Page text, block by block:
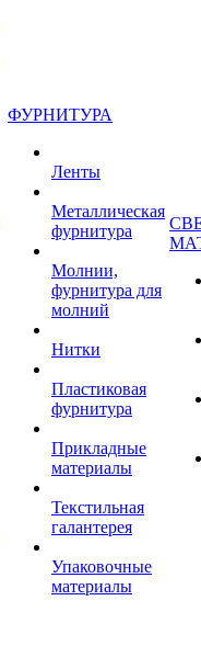
ФУРНИТУРА
Ленты
Металлическая
фурнитура
Молнии,
фурнитура для
молний
Нитки
Пластиковая
фурнитура
Прикладные
материалы
Текстильная
галантерея
Упаковочные
материалы